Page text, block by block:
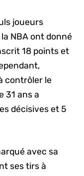
joueurs
NBA ont donné
18 points et
contrôler le
31 ans a
décisives et 5
avec sa
ses tirs à